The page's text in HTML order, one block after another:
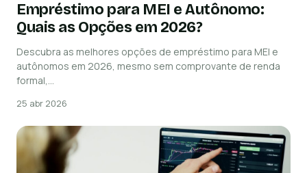
Empréstimo para MEI e Autônomo:
Quais as Opções em 2026?
Descubra as melhores opções de empréstimo para MEI e
autônomos em 2026, mesmo sem comprovante de renda
formal,…
25 abr 2026